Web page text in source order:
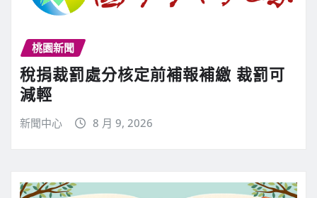
桃園新聞
稅捐裁罰處分核定前補報補繳 裁罰可
減輕
新聞中心 8 月 9, 2026